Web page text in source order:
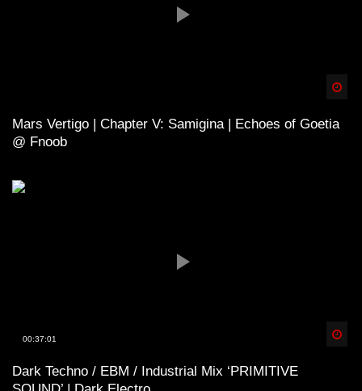
Mars Vertigo | Chapter V: Samigina | Echoes of Goetia
@ Fnoob
00:37:01
Dark Techno / EBM / Industrial Mix ‘PRIMITIVE